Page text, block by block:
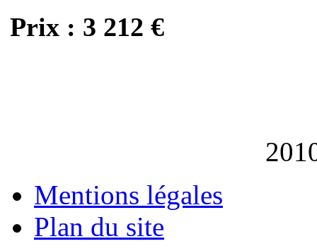
Prix : 3 212 €
Mentions légales
Plan du site